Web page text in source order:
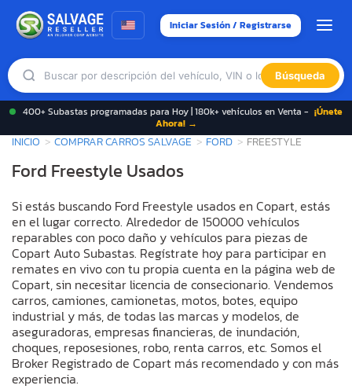
Iniciar Sesión / Registrarse
Búsqueda
400+ Subastas programadas para Hoy | 180k+ vehículos en Venta - ¡Únete
Ahora! →
INICIO COMPRAR CARROS SALVAGE FORD FREESTYLE
Ford Freestyle Usados
Si estás buscando Ford Freestyle usados en Copart, estás
en el lugar correcto. Alrededor de 150000 vehículos
reparables con poco daño y vehículos para piezas de
Copart Auto Subastas. Regístrate hoy para participar en
remates en vivo con tu propia cuenta en la página web de
Copart, sin necesitar licencia de consecionario. Vendemos
carros, camiones, camionetas, motos, botes, equipo
industrial y más, de todas las marcas y modelos, de
aseguradoras, empresas financieras, de inundación,
choques, reposesiones, robo, renta carros, etc. Somos el
Broker Registrado de Copart más recomendado y con más
experiencia.